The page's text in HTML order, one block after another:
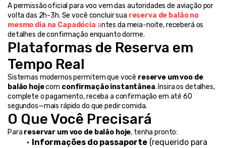
A permissão oficial para voo vem das autoridades de aviação por
volta das 2h-3h. Se você concluir sua reserva de balão no
mesmo dia na Capadócia antes da meia-noite, receberá os
detalhes de confirmação enquanto dorme.
Plataformas de Reserva em
Tempo Real
Sistemas modernos permitem que você reserve um voo de
balão hoje com confirmação instantânea. Insira os detalhes,
complete o pagamento, receba a confirmação em até 60
segundos—mais rápido do que pedir comida.
O Que Você Precisará
Para reservar um voo de balão hoje, tenha pronto:
Informações do passaporte (requerido para